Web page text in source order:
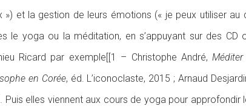
et la gestion de leurs émotions (« je peux utiliser
le yoga ou la méditation, en s’appuyant sur des
Ricard par exemple[[1 – Christophe André,
en Corée, éd. L’iconoclaste, 2015 ; Arnaud
Puis elles viennent aux cours de yoga pour